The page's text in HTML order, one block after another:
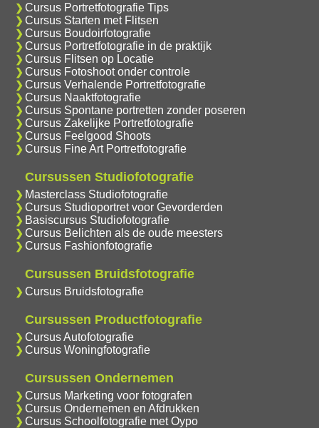
Cursus Portretfotografie Tips
Cursus Starten met Flitsen
Cursus Boudoirfotografie
Cursus Portretfotografie in de praktijk
Cursus Flitsen op Locatie
Cursus Fotoshoot onder controle
Cursus Verhalende Portretfotografie
Cursus Naaktfotografie
Cursus Spontane portretten zonder poseren
Cursus Zakelijke Portretfotografie
Cursus Feelgood Shoots
Cursus Fine Art Portretfotografie
Cursussen Studiofotografie
Masterclass Studiofotografie
Cursus Studioportret voor Gevorderden
Basiscursus Studiofotografie
Cursus Belichten als de oude meesters
Cursus Fashionfotografie
Cursussen Bruidsfotografie
Cursus Bruidsfotografie
Cursussen Productfotografie
Cursus Autofotografie
Cursus Woningfotografie
Cursussen Ondernemen
Cursus Marketing voor fotografen
Cursus Ondernemen en Afdrukken
Cursus Schoolfotografie met Oypo